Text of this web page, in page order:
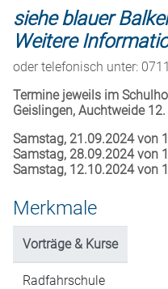
siehe blauer
Weitere
oder telefonisch unter:
Termine jeweils im
Geislingen, Auchtweide 12.
Samstag, 21.09.2024 von
Samstag, 28.09.2024 von
Samstag, 12.10.2024 von
Merkmale
Vorträge & Kurse
Radfahrschule